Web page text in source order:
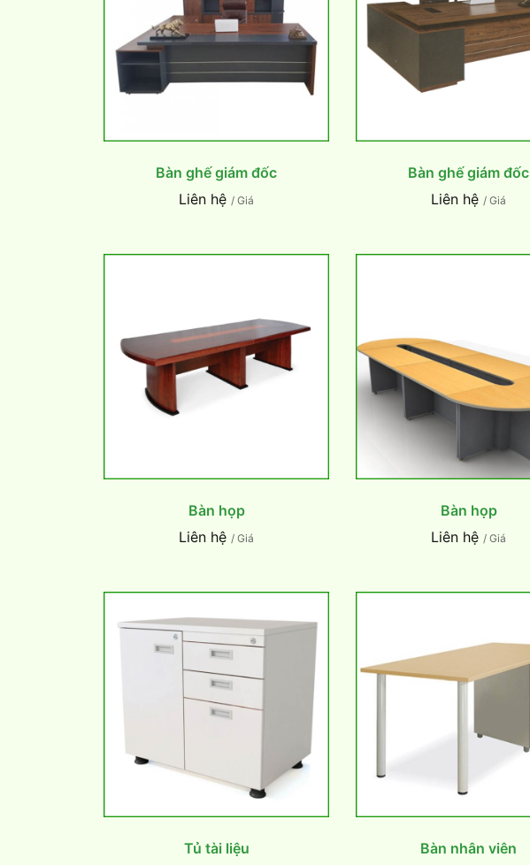
Bàn ghế giám đốc
Liên hệ / Giá
Bàn ghế giám đốc
Liên hệ / Giá
Bàn họp
Liên hệ / Giá
Bàn họp
Liên hệ / Giá
Tủ tài liệu
Bàn nhân viên